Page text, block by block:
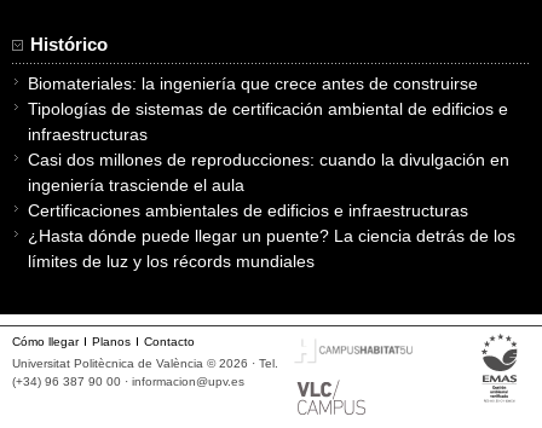
Histórico
Biomateriales: la ingeniería que crece antes de construirse
Tipologías de sistemas de certificación ambiental de edificios e
infraestructuras
Casi dos millones de reproducciones: cuando la divulgación en
ingeniería trasciende el aula
Certificaciones ambientales de edificios e infraestructuras
¿Hasta dónde puede llegar un puente? La ciencia detrás de los
límites de luz y los récords mundiales
Cómo llegar Planos
Contacto
Universitat Politècnica de València © 2026 · Tel.
(+34) 96 387 90 00 · informacion@upv.es